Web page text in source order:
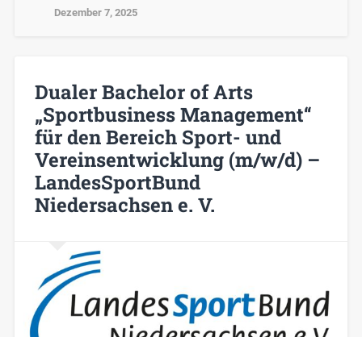
Dezember 7, 2025
Dualer Bachelor of Arts
„Sportbusiness Management“
für den Bereich Sport- und
Vereinsentwicklung (m/w/d) –
LandesSportBund
Niedersachsen e. V.